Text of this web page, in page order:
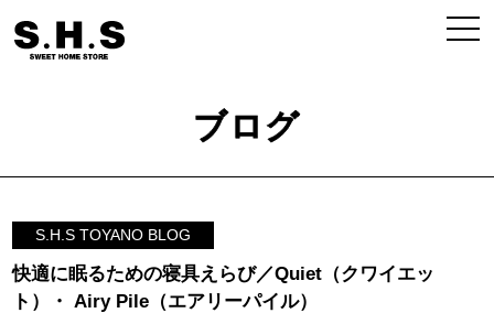
ブログ
S.H.S TOYANO BLOG
快適に眠るための寝具えらび／Quiet（クワイエッ
ト）・ Airy Pile（エアリーパイル）